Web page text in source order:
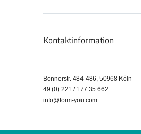
Kontaktinformation
Bonnerstr. 484-486, 50968 Köln
49 (0) 221 / 177 35 662
info@form-you.com